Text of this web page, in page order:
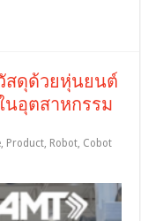
สดุด้วยหุ่นยนต์
นอุตสาหกรรม
, Product, Robot, Cobot